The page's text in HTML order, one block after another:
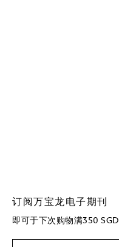
订阅万宝龙电子期刊
即可于下次购物满350